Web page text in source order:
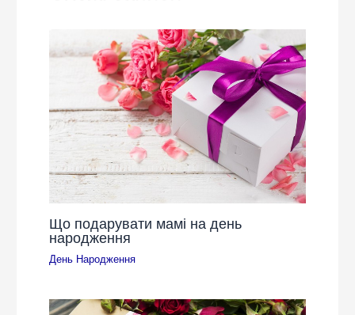
Що подарувати мамі на день
народження
День Народження